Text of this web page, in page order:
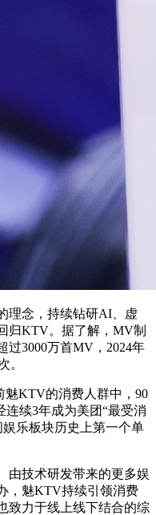
理念，持续钻研AI、虚
归KTV。据了解，MV制
过3000万首MV，2024年
。
魅KTV的消费人群中，90
连续3年成为美团“最受消
乐板块历史上第一个单
由技术研发带来的更多娱
，魅KTV持续引领消费
致力于线上线下结合的综